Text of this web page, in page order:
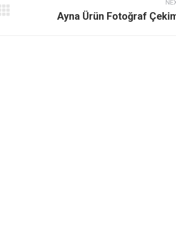
Ayna Ürün Fotoğraf